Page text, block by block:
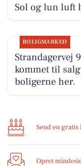
Sol og lun luft
BOLIGMARKED
Strandagervej
kommet til
boligerne her.
Send en
Opret